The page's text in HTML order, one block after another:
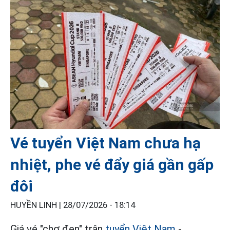
Vé tuyển Việt Nam chưa hạ
nhiệt, phe vé đẩy giá gần gấp
đôi
HUYỀN LINH | 28/07/2026 - 18:14